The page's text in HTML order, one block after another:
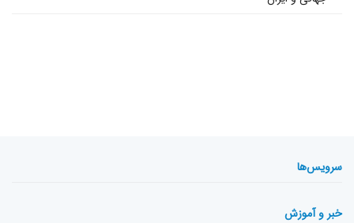
سرویس‌ها
خبر و آموزش